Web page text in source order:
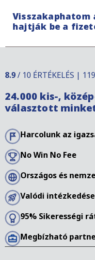
más országokhoz
módon meg is
Visszakaphatom
hajtják be a
€195 alapdíjat kell
fedezzük az
és a vizsgálatot.
telefonos
8.9/ 10 ÉRTÉKELÉS |
24.000 kis-,
választott
Harcolunk az
No Win No Fee
Országos és
Valódi
95% Sikerességi
Megbízható